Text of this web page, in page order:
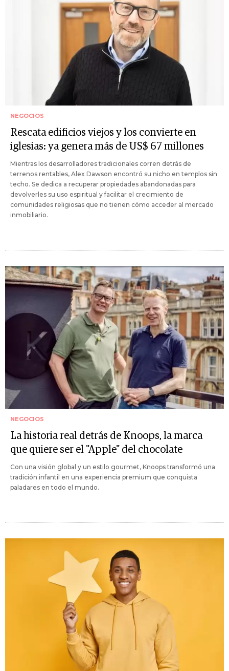
NEGOCIOS
Rescata edificios viejos y los convierte en
iglesias: ya genera más de US$ 67 millones
Mientras los desarrolladores tradicionales corren detrás de
terrenos rentables, Alex Dawson encontró su nicho en templos sin
techo. Se dedica a recuperar propiedades abandonadas para
devolverles su uso espiritual y facilitar el crecimiento de
comunidades religiosas que no tienen cómo acceder al mercado
inmobiliario.
NEGOCIOS
La historia real detrás de Knoops, la marca
que quiere ser el "Apple" del chocolate
Con una visión global y un estilo gourmet, Knoops transformó una
tradición infantil en una experiencia premium que conquista
paladares en todo el mundo.